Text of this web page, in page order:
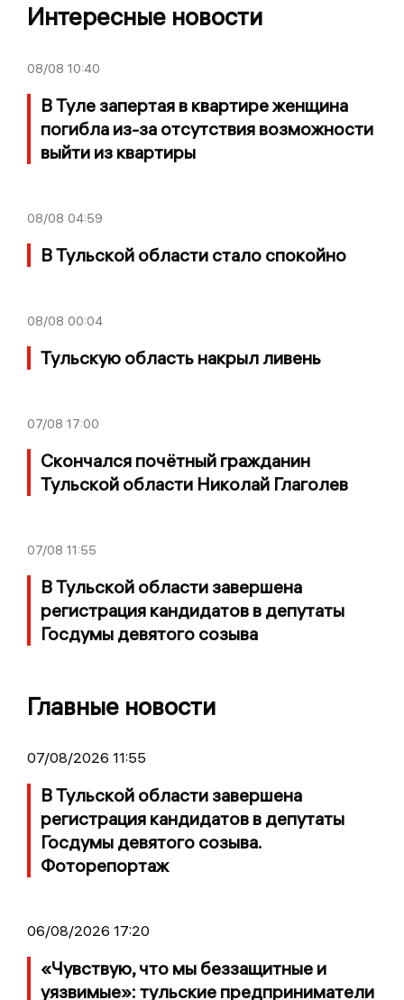
Интересные новости
08/08 10:40
В Туле запертая в квартире женщина
погибла из-за отсутствия возможности
выйти из квартиры
08/08 04:59
В Тульской области стало спокойно
08/08 00:04
Тульскую область накрыл ливень
07/08 17:00
Скончался почётный гражданин
Тульской области Николай Глаголев
07/08 11:55
В Тульской области завершена
регистрация кандидатов в депутаты
Госдумы девятого созыва
Главные новости
07/08/2026 11:55
В Тульской области завершена
регистрация кандидатов в депутаты
Госдумы девятого созыва.
Фоторепортаж
06/08/2026 17:20
«Чувствую, что мы беззащитные и
уязвимые»: тульские предприниматели